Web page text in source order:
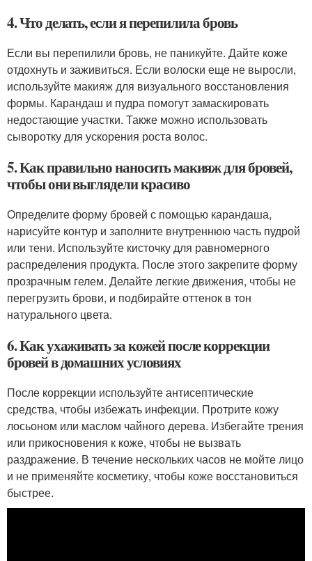
4. Что делать, если я перепилила бровь
Если вы перепилили бровь, не паникуйте. Дайте коже
отдохнуть и заживиться. Если волоски еще не выросли,
используйте макияж для визуального восстановления
формы. Карандаш и пудра помогут замаскировать
недостающие участки. Также можно использовать
сыворотку для ускорения роста волос.
5. Как правильно наносить макияж для бровей,
чтобы они выглядели красиво
Определите форму бровей с помощью карандаша,
нарисуйте контур и заполните внутреннюю часть пудрой
или тени. Используйте кисточку для равномерного
распределения продукта. После этого закрепите форму
прозрачным гелем. Делайте легкие движения, чтобы не
перегрузить брови, и подбирайте оттенок в тон
натурального цвета.
6. Как ухаживать за кожей после коррекции
бровей в домашних условиях
После коррекции используйте антисептические
средства, чтобы избежать инфекции. Протрите кожу
лосьоном или маслом чайного дерева. Избегайте трения
или прикосновения к коже, чтобы не вызвать
раздражение. В течение нескольких часов не мойте лицо
и не применяйте косметику, чтобы коже восстановиться
быстрее.